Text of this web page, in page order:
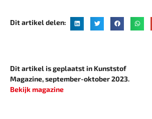
Dit artikel delen:
Dit artikel is geplaatst in Kunststof
Magazine, september-oktober 2023.
Bekijk magazine